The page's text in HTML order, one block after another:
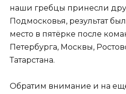
наши гребцы принесли
Подмосковья, результат
место в пятёрке после
Петербурга, Москвы,
Татарстана.
Обратим внимание и на